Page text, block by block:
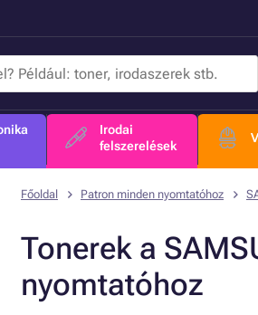
Irodai
felszerelések
Főoldal Patron minden nyomtatóhoz
Tonerek a
nyomtatóhoz